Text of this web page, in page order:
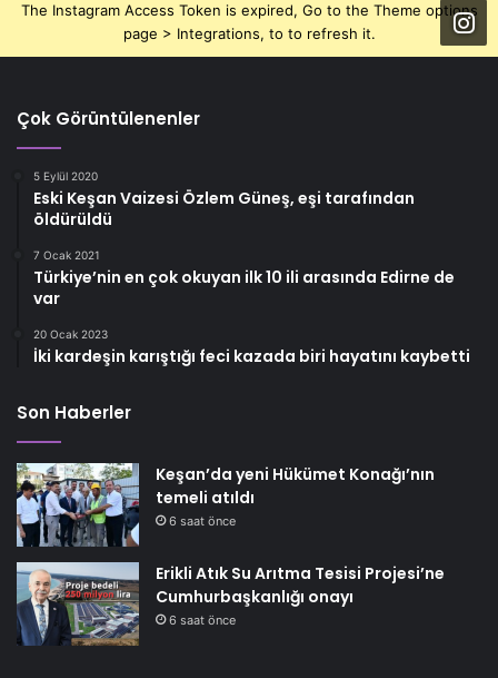
The Instagram Access Token is expired, Go to the Theme options
page > Integrations, to to refresh it.
Çok Görüntülenenler
5 Eylül 2020
Eski Keşan Vaizesi Özlem Güneş, eşi tarafından
öldürüldü
7 Ocak 2021
Türkiye’nin en çok okuyan ilk 10 ili arasında Edirne de
var
20 Ocak 2023
İki kardeşin karıştığı feci kazada biri hayatını kaybetti
Son Haberler
Keşan’da yeni Hükümet Konağı’nın
temeli atıldı
6 saat önce
Erikli Atık Su Arıtma Tesisi Projesi’ne
Cumhurbaşkanlığı onayı
6 saat önce